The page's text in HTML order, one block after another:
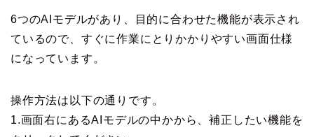
6つのAIモデルがあり、目的に合わせた機能が表示され
ているので、すぐに作業にとりかかりやすい画面仕様
になっています。
操作方法は以下の通りです。
1.画面右にあるAIモデルの中かから、補正したい機能を